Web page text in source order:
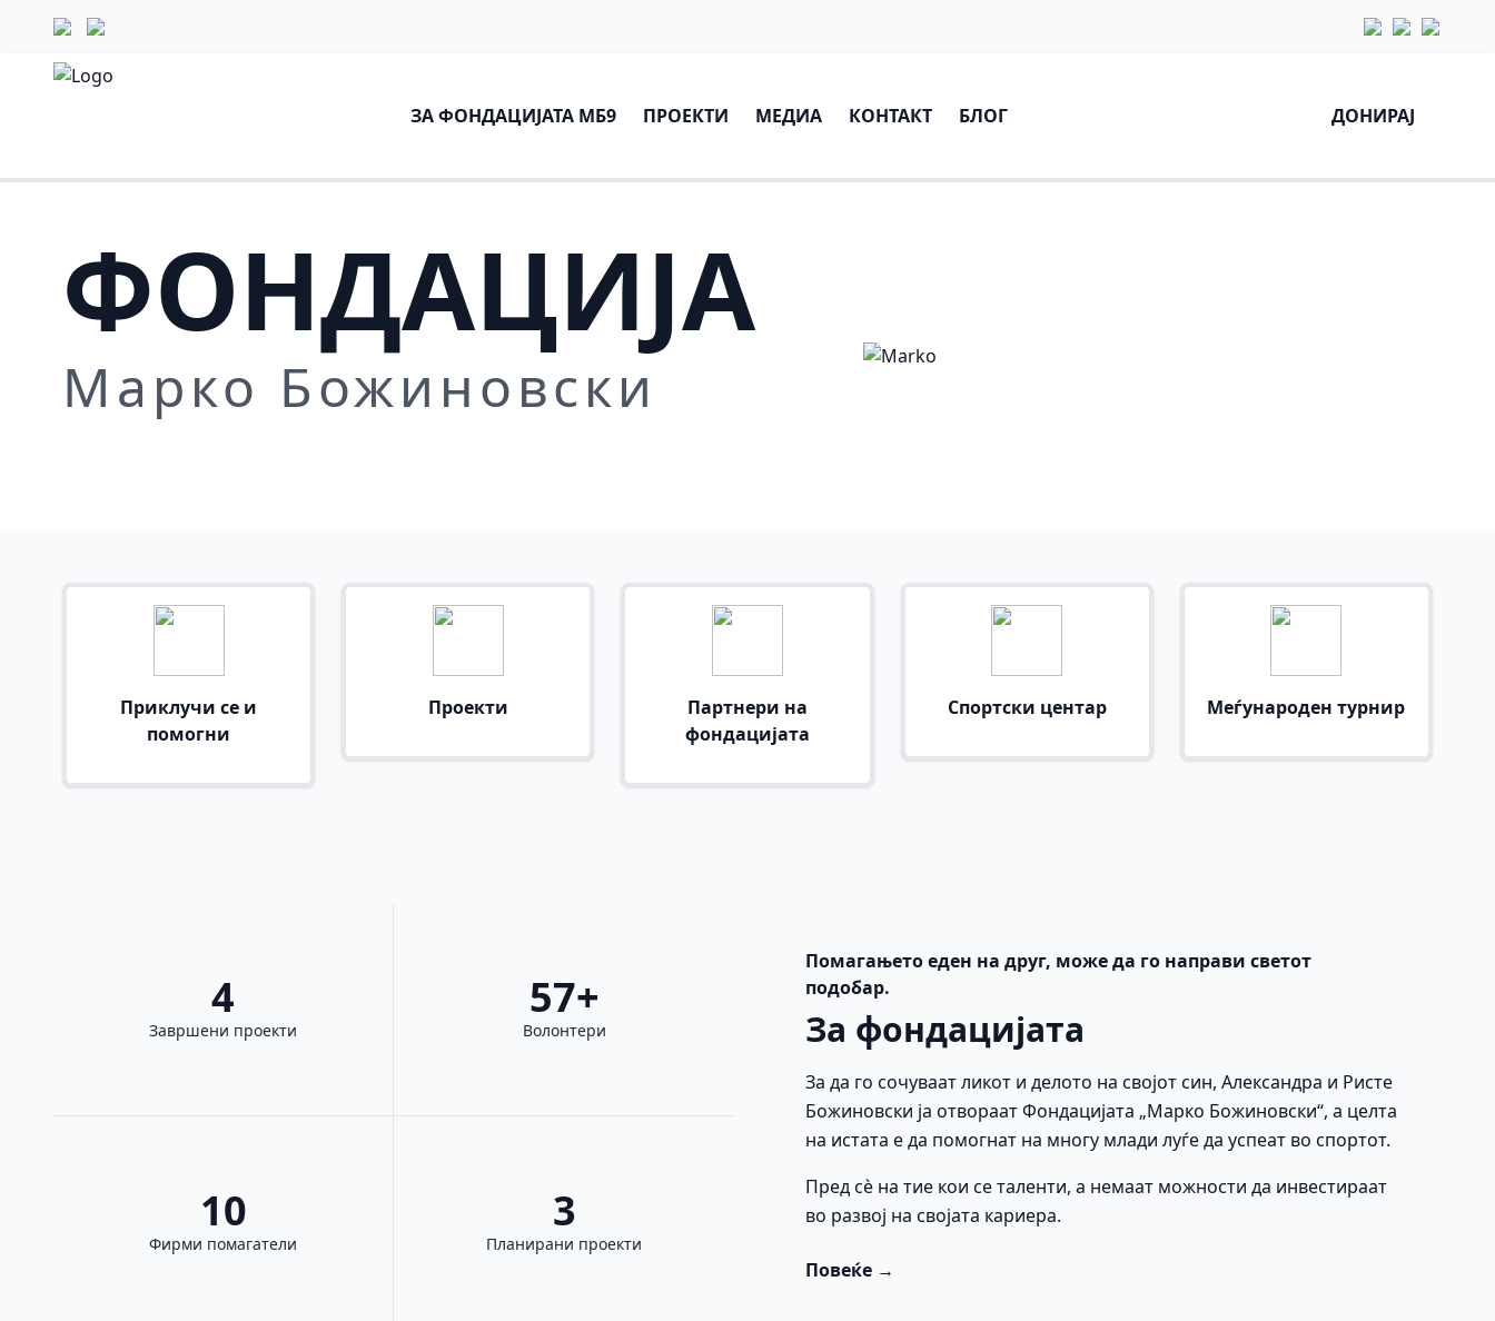
ЗА ФОНДАЦИЈАТА МБ9 ПРОЕКТИ МЕДИА КОНТАКТ БЛОГ ДОНИРАЈ
ФОНДАЦИЈА
Марко Божиновски
Приклучи се и
помогни
Проекти
Партнери на
фондацијата
Спортски центар Меѓународен турнир
4
Завршени проекти
57+
Волонтери
10
Фирми помагатели
3
Планирани проекти
Помагањето еден на друг, може да го направи светот
подобар.
За фондацијата
За да го сочуваат ликот и делото на својот син, Александра и Ристе
Божиновски ја отвораат Фондацијата „Марко Божиновски“, а целта
на истата е да помогнат на многу млади луѓе да успеат во спортот.
Пред сè на тие кои се таленти, а немаат можности да инвестираат
во развој на својата кариера.
Повеќе →